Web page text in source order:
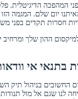
המהפכה הדיגיטלית.
יום שלם. המגמה
חסרות תקדים בפני
ההון שלך
בתנאי אי
בניהול תיק
שגם אל מול